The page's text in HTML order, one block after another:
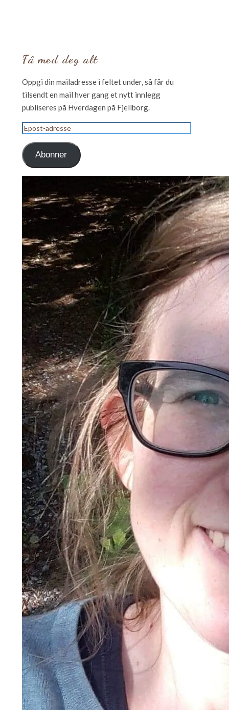
Få med deg alt
Oppgi din mailadresse i feltet under, så får du
tilsendt en mail hver gang et nytt innlegg
publiseres på Hverdagen på Fjellborg.
Epost-
adresse
Abonner